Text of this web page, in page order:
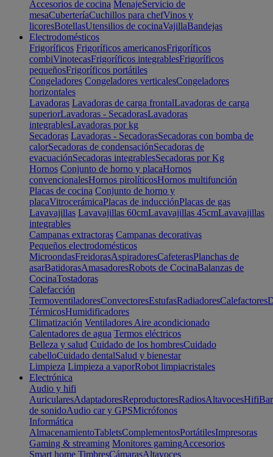
Accesorios de cocina MenajeServicio de
mesaCuberteríaCuchillos para chefVinos y
licoresBotellasUtensilios de cocinaVajillaBandejas
Electrodomésticos
Frigoríficos Frigoríficos americanosFrigoríficos
combiVinotecasFrigoríficos integrablesFrigoríficos
pequeñosFrigoríficos portátiles
Congeladores Congeladores verticalesCongeladores
horizontales
Lavadoras Lavadoras de carga frontalLavadoras de carga
superiorLavadoras - SecadorasLavadoras
integrablesLavadoras por kg
Secadoras Lavadoras - SecadorasSecadoras con bomba de
calorSecadoras de condensaciónSecadoras de
evacuaciónSecadoras integrablesSecadoras por Kg
Hornos Conjunto de horno y placaHornos
convencionalesHornos pirolíticosHornos multifunción
Placas de cocina Conjunto de horno y
placaVitrocerámicaPlacas de inducciónPlacas de gas
Lavavajillas Lavavajillas 60cmLavavajillas 45cmLavavajillas
integrables
Campanas extractoras Campanas decorativas
Pequeños electrodomésticos
MicroondasFreidorasAspiradoresCafeterasPlanchas de
asarBatidorasAmasadoresRobots de CocinaBalanzas de
CocinaTostadoras
Calefacción
TermoventiladoresConvectoresEstufasRadiadoresCalefactores
TérmicosHumidificadores
Climatización Ventiladores Aire acondicionado
Calentadores de agua Termos eléctricos
Belleza y salud Cuidado de los hombresCuidado
cabelloCuidado dentalSalud y bienestar
Limpieza Limpieza a vaporRobot limpiacristales
Electrónica
Audio y hifi
AuricularesAdaptadoresReproductoresRadiosAltavocesHifi
de sonidoAudio car y GPSMicrófonos
Informática
AlmacenamientoTabletsComplementosPortátilesImpresoras
Gaming & streaming Monitores gamingAccesorios
Smart home TimbresCámarasAltavoces